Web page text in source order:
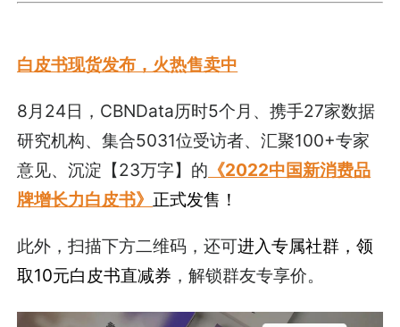
白皮书现货发布，火热售卖中
8月24日，CBNData历时5个月、携手27家数据
研究机构、集合5031位受访者、汇聚100+专家
意见、沉淀【23万字】的 《2022中国新消费品
牌增长力白皮书》 正式发售！
此外，扫描下方二维码，还可进入专属社群，领
取10元白皮书直减券 ，解锁群友专享价。